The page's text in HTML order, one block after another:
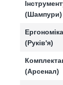
(Шампури)
Ергономіка
(Руків'я)
(Арсенал)